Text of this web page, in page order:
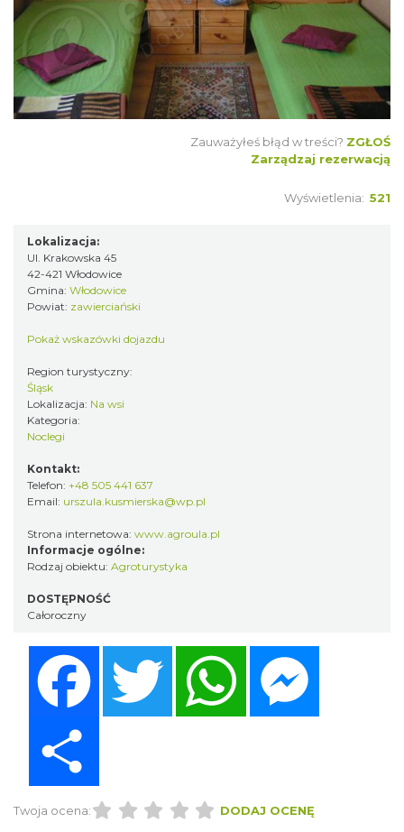
Zauważyłeś błąd w treści? ZGŁOŚ
Zarządzaj rezerwacją
Wyświetlenia: 521
Lokalizacja:
Ul. Krakowska 45
42-421 Włodowice
Gmina: Włodowice
Powiat: zawierciański
Pokaż wskazówki dojazdu
Region turystyczny:
Śląsk
Lokalizacja: Na wsi
Kategoria:
Noclegi
Kontakt:
Telefon: +48 505 441 637
Email: urszula.kusmierska@wp.pl
Strona internetowa: www.agroula.pl
Informacje ogólne:
Rodzaj obiektu: Agroturystyka
DOSTĘPNOŚĆ
Całoroczny
Twitter WhatsApp
Twoja ocena: DODAJ OCENĘ